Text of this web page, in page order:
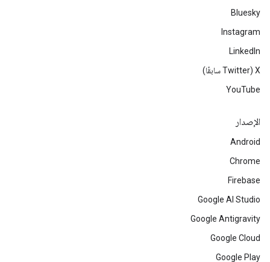
Bluesky
Instagram
LinkedIn
‫X ‏(Twitter سابقًا)
YouTube
الإصدار
Android
Chrome
Firebase
Google AI Studio
Google Antigravity
Google Cloud
Google Play